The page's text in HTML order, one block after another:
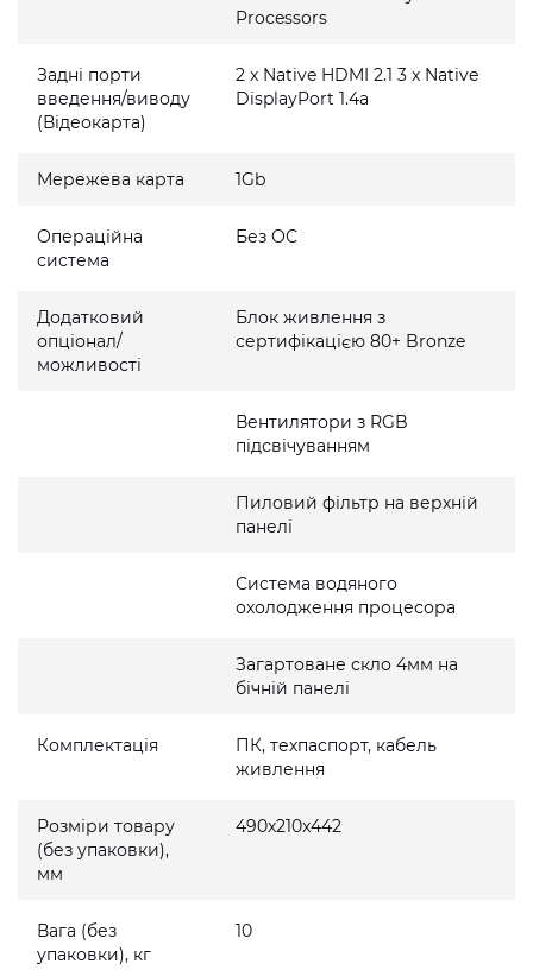
Processors
Задні порти
введення/виводу
(Відеокарта)
2 x Native HDMI 2.1 3 x Native
DisplayPort 1.4a
Мережева карта 1Gb
Операційна
система
Без ОС
Додатковий
опціонал/
можливості
Блок живлення з
сертифікацією 80+ Bronze
Вентилятори з RGB
підсвічуванням
Пиловий фільтр на верхній
панелі
Система водяного
охолодження процесора
Загартоване скло 4мм на
бічній панелі
Комплектація
ПК, техпаспорт, кабель
живлення
Розміри товару
(без упаковки),
мм
490x210x442
Вага (без
упаковки), кг
10